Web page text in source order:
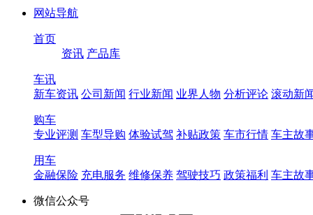
网站导航
首页
资讯 产品库
车讯
新车资讯 公司新闻 行业新闻 业界人物 分析评论 滚动新
购车
专业评测 车型导购 体验试驾 补贴政策 车市行情 车主故
用车
金融保险 充电服务 维修保养 驾驶技巧 政策福利 车主故
微信公众号